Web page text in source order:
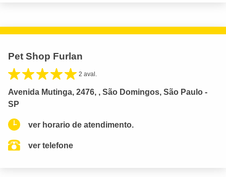
Pet Shop Furlan
2 aval.
Avenida Mutinga, 2476, , São Domingos, São Paulo -
SP
ver horario de atendimento.
ver telefone